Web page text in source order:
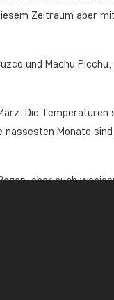
Zeitraum aber
und Machu
Die
nassesten Monate
aber auch